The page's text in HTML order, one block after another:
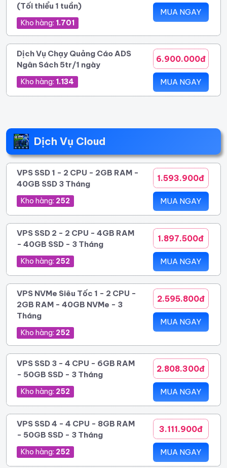
(Tối thiểu 1 tuần)
Kho hàng: 1.701
MUA NGAY
Dịch Vụ Chạy Quảng Cáo ADS
Ngân Sách 5tr/1 ngày
Kho hàng: 1.134
6.900.000đ
MUA NGAY
Dịch Vụ Cloud
VPS SSD 1 - 2 CPU - 2GB RAM -
40GB SSD 3 Tháng
Kho hàng: 252
1.593.900đ
MUA NGAY
VPS SSD 2 - 2 CPU - 4GB RAM
- 40GB SSD - 3 Tháng
Kho hàng: 252
1.897.500đ
MUA NGAY
VPS NVMe Siêu Tốc 1 - 2 CPU -
2GB RAM - 40GB NVMe - 3
Tháng
Kho hàng: 252
2.595.800đ
MUA NGAY
VPS SSD 3 - 4 CPU - 6GB RAM
- 50GB SSD - 3 Tháng
Kho hàng: 252
2.808.300đ
MUA NGAY
VPS SSD 4 - 4 CPU - 8GB RAM
- 50GB SSD - 3 Tháng
Kho hàng: 252
3.111.900đ
MUA NGAY